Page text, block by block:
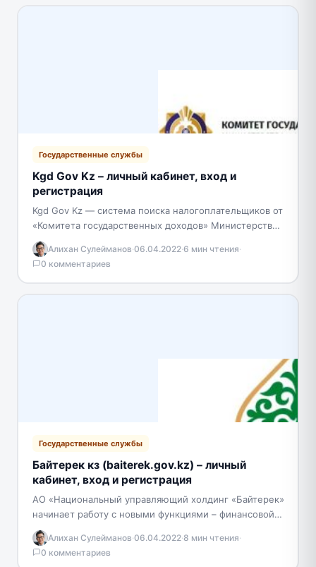
Государственные службы
Kgd Gov Kz – личный кабинет, вход и
регистрация
Kgd Gov Kz — система поиска налогоплательщиков от
«Комитета государственных доходов» Министерства
Финансов Республики Казахстан. Позволяет узнавать
величину налоговых задолженностей физических и…
Алихан Сулейманов·06.04.2022·6 мин чтения·
0 комментариев
Государственные службы
Байтерек кз (baiterek.gov.kz) – личный
кабинет, вход и регистрация
АО «Национальный управляющий холдинг «Байтерек»
начинает работу с новыми функциями – финансовой
поддержкой агропромышленного комплекса, которая
перешла из присоединенного к нему холдинга…
Алихан Сулейманов·06.04.2022·8 мин чтения·
0 комментариев